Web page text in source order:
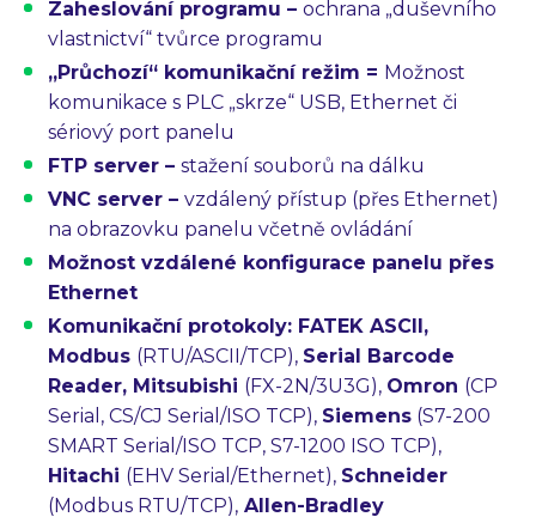
Zaheslování programu – ochrana „duševního
vlastnictví“ tvůrce programu
„Průchozí“ komunikační režim = Možnost
komunikace s PLC „skrze“ USB, Ethernet či
sériový port panelu
FTP server – stažení souborů na dálku
VNC server – vzdálený přístup (přes Ethernet)
na obrazovku panelu včetně ovládání
Možnost vzdálené konfigurace panelu přes
Ethernet
Komunikační protokoly: FATEK ASCII,
Modbus (RTU/ASCII/TCP), Serial Barcode
Reader, Mitsubishi (FX-2N/3U3G), Omron (CP
Serial, CS/CJ Serial/ISO TCP), Siemens (S7-200
SMART Serial/ISO TCP, S7-1200 ISO TCP),
Hitachi (EHV Serial/Ethernet), Schneider
(Modbus RTU/TCP), Allen-Bradley